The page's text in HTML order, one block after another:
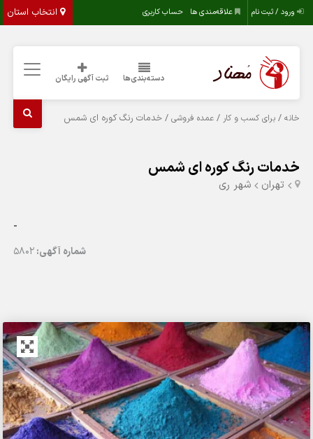
انتخاب استان ورود / ثبت نام علاقه‌مندی ها حساب کاربری
دسته‌بندی‌ها ثبت آگهی رایگان
خانه /برای کسب و کار /عمده فروشی / خدمات رنگ کوره ای شمس
خدمات رنگ کوره ای شمس
تهران شهر ری
-
شماره آگهی:5802